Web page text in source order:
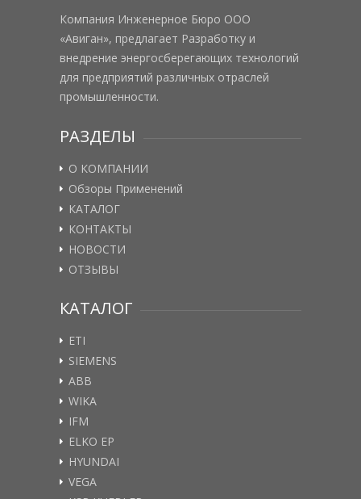
Компания Инженерное Бюро ООО
«Авиган», предлагает Разработку и
внедрение энергосберегающих технологий
для предприятий различных отраслей
промышленности.
РАЗДЕЛЫ
О КОМПАНИИ
Обзоры Применений
КАТАЛОГ
КОНТАКТЫ
НОВОСТИ
ОТЗЫВЫ
КАТАЛОГ
ETI
SIEMENS
ABB
WIKA
IFM
ELKO EP
HYUNDAI
VEGA